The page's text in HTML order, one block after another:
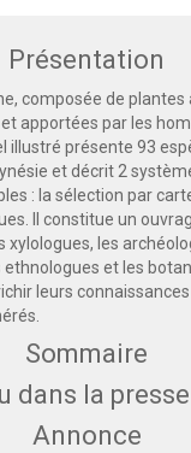
Présentation
composée de
apportées par les
illustré présente 93
et décrit 2
: la sélection par
Il constitue un
xylologues, les
ethnologues et les
leurs
Sommaire
dans la presse
Annonce